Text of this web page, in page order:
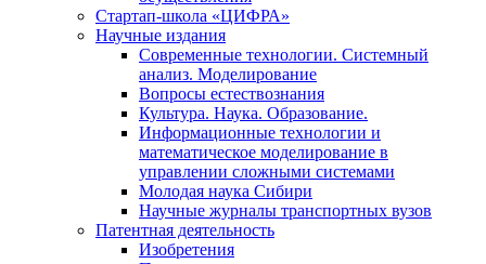
Стартап-школа «ЦИФРА»
Научные издания
Современные технологии. Системный
анализ. Моделирование
Вопросы естествознания
Культура. Наука. Образование.
Информационные технологии и
математическое моделирование в
управлении сложными системами
Молодая наука Сибири
Научные журналы транспортных вузов
Патентная деятельность
Изобретения